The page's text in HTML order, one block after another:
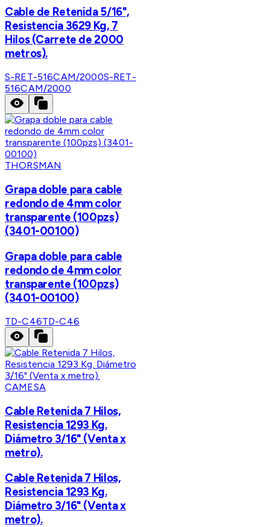
Cable de Retenida 5/16",
Resistencia 3629 Kg, 7
Hilos (Carrete de 2000
metros).
S-RET-516CAM/2000S-RET-
516CAM/2000
THORSMAN
Grapa doble para cable
redondo de 4mm color
transparente (100pzs)
(3401-00100)
Grapa doble para cable
redondo de 4mm color
transparente (100pzs)
(3401-00100)
TD-C46TD-C46
CAMESA
Cable Retenida 7 Hilos,
Resistencia 1293 Kg.
Diámetro 3/16" (Venta x
metro).
Cable Retenida 7 Hilos,
Resistencia 1293 Kg.
Diámetro 3/16" (Venta x
metro).